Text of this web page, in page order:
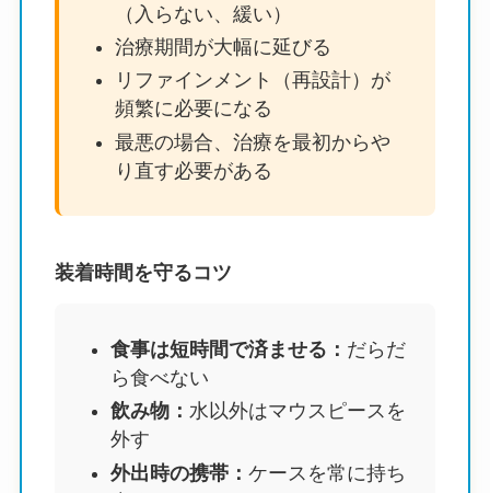
（入らない、緩い）
治療期間が大幅に延びる
リファインメント（再設計）が
頻繁に必要になる
最悪の場合、治療を最初からや
り直す必要がある
装着時間を守るコツ
食事は短時間で済ませる： だらだ
ら食べない
飲み物： 水以外はマウスピースを
外す
外出時の携帯： ケースを常に持ち